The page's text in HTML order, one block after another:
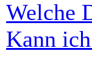
Welche
Kann